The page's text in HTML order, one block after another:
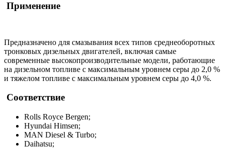
Применение
Предназначено для смазывания всех типов среднеоборотных
тронковых дизельных двигателей, включая самые
современные высокопроизводительные модели, работающие
на дизельном топливе с максимальным уровнем серы до 2,0 %
и тяжелом топливе с максимальным уровнем серы до 4,0 %.
Соответствие
Rolls Royce Bergen;
Hyundai Himsen;
MAN Diesel & Turbo;
Daihatsu;